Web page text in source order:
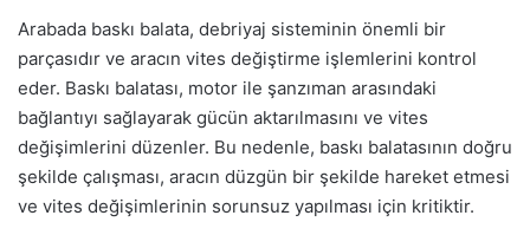
Arabada baskı balata, debriyaj sisteminin önemli bir
parçasıdır ve aracın vites değiştirme işlemlerini kontrol
eder. Baskı balatası, motor ile şanzıman arasındaki
bağlantıyı sağlayarak gücün aktarılmasını ve vites
değişimlerini düzenler. Bu nedenle, baskı balatasının doğru
şekilde çalışması, aracın düzgün bir şekilde hareket etmesi
ve vites değişimlerinin sorunsuz yapılması için kritiktir.